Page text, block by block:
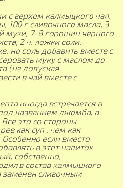
с верхом калмыцкого чая,
100 г сливочного масла, 3
муки, 7-8 горошин черного
2 ч. ложки соли.
но соль добавить вместе с
муку с маслом до
(не допуская
в чай вместе с
иногда встречается в
названием джомба, а
это со cтороны
как суп , чем как
если вместо
в этот напиток
собственно,
в состав калмыцкого
заменен сливочным